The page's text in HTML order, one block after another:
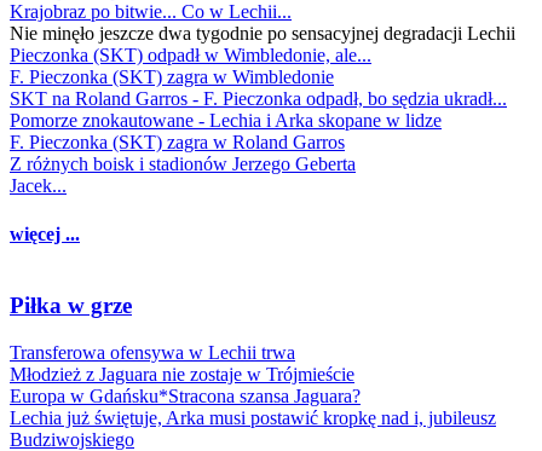
Krajobraz po bitwie... Co w Lechii...
Nie minęło jeszcze dwa tygodnie po sensacyjnej degradacji Lechii
Pieczonka (SKT) odpadł w Wimbledonie, ale...
F. Pieczonka (SKT) zagra w Wimbledonie
SKT na Roland Garros - F. Pieczonka odpadł, bo sędzia ukradł...
Pomorze znokautowane - Lechia i Arka skopane w lidze
F. Pieczonka (SKT) zagra w Roland Garros
Z różnych boisk i stadionów Jerzego Geberta
Jacek...
więcej ...
Piłka w grze
Transferowa ofensywa w Lechii trwa
Młodzież z Jaguara nie zostaje w Trójmieście
Europa w Gdańsku*Stracona szansa Jaguara?
Lechia już świętuje, Arka musi postawić kropkę nad i, jubileusz
Budziwojskiego